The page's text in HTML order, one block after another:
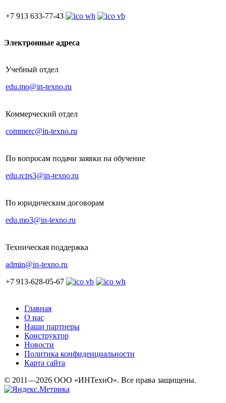
+7 913 633-77-43
Электронные адреса
Учебный отдел
edu.mo@in-texno.ru
Коммерческий отдел
commerc@in-texno.ru
По вопросам подачи заявки на обучение
edu.rcps3@in-texno.ru
По юридическим договорам
edu.mo3@in-texno.ru
Техническая поддержка
admin@in-texno.ru
+7 913-628-05-67
Главная
О нас
Наши партнеры
Конструктор
Новости
Политика конфиденциальности
Карта сайта
© 2011—2026 ООО «ИНТехнО». Все права защищены.